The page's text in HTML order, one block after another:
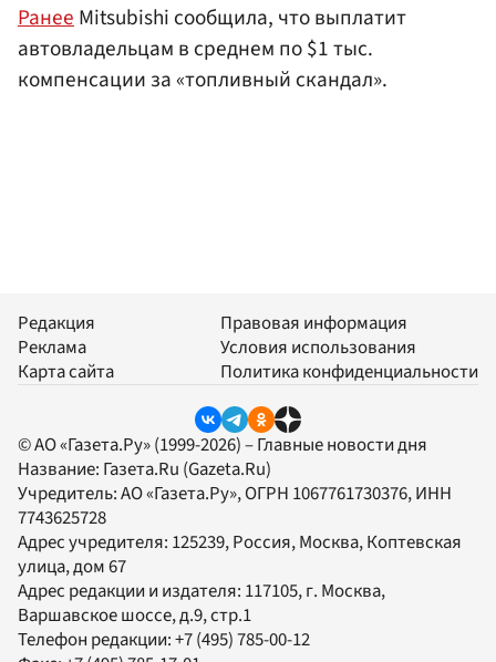
Ранее Mitsubishi сообщила, что выплатит
автовладельцам в среднем по $1 тыс.
компенсации за «топливный скандал».
Редакция
Реклама
Карта сайта
Правовая информация
Условия использования
Политика конфиденциальности
© АО «Газета.Ру» (1999-2026) – Главные новости дня
Название: Газета.Ru (Gazeta.Ru)
Учредитель:АО «Газета.Ру», ОГРН 1067761730376, ИНН
7743625728
Адрес учредителя: 125239, Россия, Москва, Коптевская
улица, дом 67
Адрес редакции и издателя: 117105, г. Москва,
Варшавское шоссе, д.9, стр.1
Телефон редакции:+7 (495) 785-00-12